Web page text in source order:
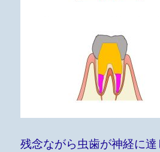
残念ながら虫歯が神経に